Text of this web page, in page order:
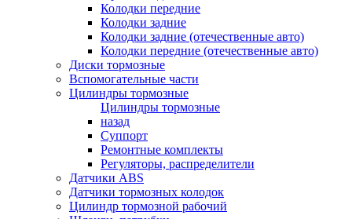
Колодки передние
Колодки задние
Колодки задние (отечественные авто)
Колодки передние (отечественные авто)
Диски тормозные
Вспомогательные части
Цилиндры тормозные
Цилиндры тормозные
назад
Суппорт
Ремонтные комплекты
Регуляторы, распределители
Датчики ABS
Датчики тормозных колодок
Цилиндр тормозной рабочий